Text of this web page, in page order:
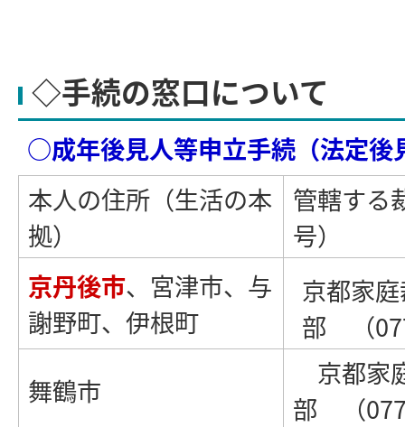
◇手続の窓口について
○成年後見人等申立手続（法定後
本人の住所（生活の本
拠）
管轄す
号）
京丹後市、宮津市、与
謝野町、伊根町
京都家
部 （
舞鶴市
京都家
部 （